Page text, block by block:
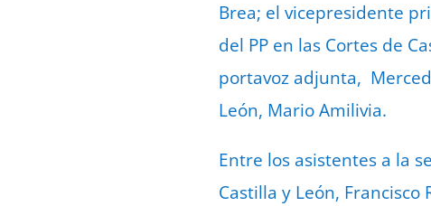
Brea; el vicepresidente
del PP en las Cortes de
portavoz adjunta,
León, Mario Amilivia.
Entre los asistentes a la
Castilla y León,